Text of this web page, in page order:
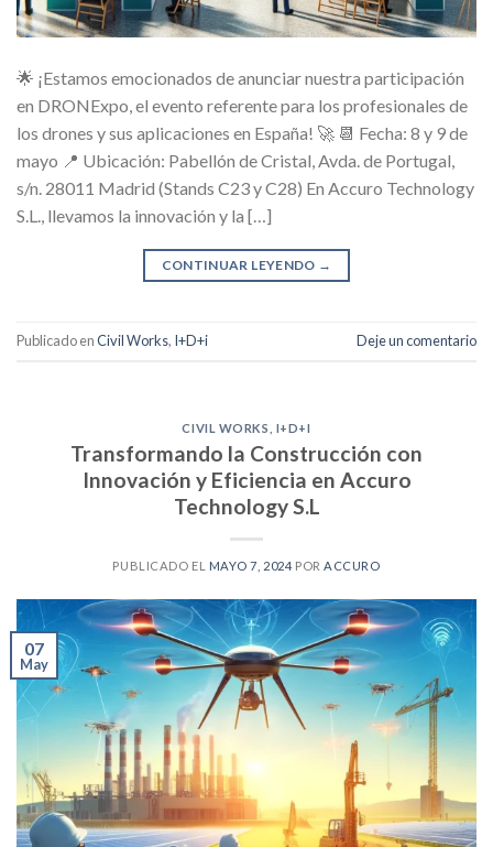
🌟 ¡Estamos emocionados de anunciar nuestra participación
en DRONExpo, el evento referente para los profesionales de
los drones y sus aplicaciones en España! 🚀 📆 Fecha: 8 y 9 de
mayo 📍 Ubicación: Pabellón de Cristal, Avda. de Portugal,
s/n. 28011 Madrid (Stands C23 y C28) En Accuro Technology
S.L., llevamos la innovación y la […]
CONTINUAR LEYENDO →
Publicado enCivil Works, I+D+i Deje un comentario
CIVIL WORKS I+D+I
Transformando la Construcción con
Innovación y Eficiencia en Accuro
Technology S.L
PUBLICADO EL MAYO 7, 2024 POR ACCURO
07
May